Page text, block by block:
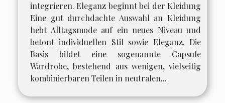
integrieren. Eleganz beginnt bei der Kleidung
Eine gut durchdachte Auswahl an Kleidung
hebt Alltagsmode auf ein neues Niveau und
betont individuellen Stil sowie Eleganz. Die
Basis bildet eine sogenannte Capsule
Wardrobe, bestehend aus wenigen, vielseitig
kombinierbaren Teilen in neutralen...